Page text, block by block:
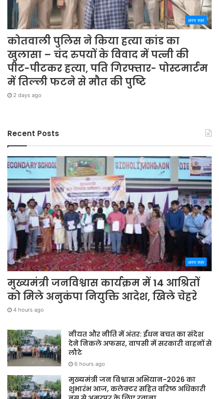
अपना शहर
कोतवाली पुलिस ने किया हत्या कांड का
खुलासा – चंद रुपयों के विवाद में पत्नी की
पीट-पीटकर हत्या, पति गिरफ्तार- पोस्टमार्टम
में तिल्ली फटने से मौत की पुष्टि
2 days ago
Recent Posts
अपना शहर
मुख्यमंत्री जनविश्वास कार्यक्रम में 14 आश्रितों
को मिले अनुकंपा नियुक्ति आदेश, खिले चेहरे
4 hours ago
नीयत और नीति में अंतर: ईंधन बचत का संदेश
देने निकले अफसर, वापसी में सरकारी वाहनों से
लौटे
6 hours ago
मुख्यमंत्री जन विश्वास अभियान-2026 का
शुभारंभ आज, कलेक्टर सहित वरिष्ठ अधिकारी